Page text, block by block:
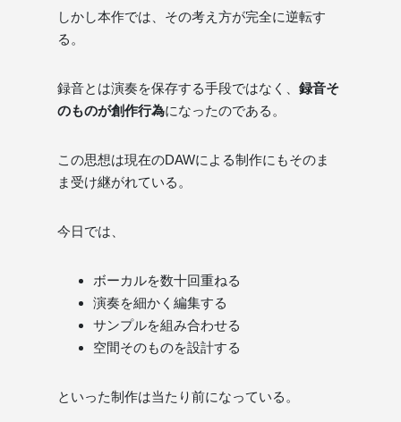
しかし本作では、その考え方が完全に逆転す
る。
録音とは演奏を保存する手段ではなく、 録音そ
のものが創作行為になったのである。
この思想は現在のDAWによる制作にもそのま
ま受け継がれている。
今日では、
ボーカルを数十回重ねる
演奏を細かく編集する
サンプルを組み合わせる
空間そのものを設計する
といった制作は当たり前になっている。